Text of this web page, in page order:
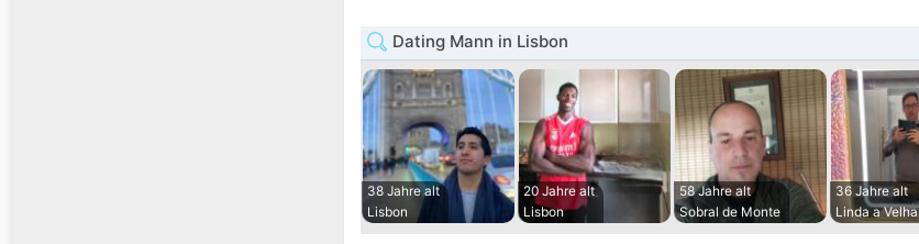
Dating Mann in Lisbon
38 Jahre alt
Lisbon
20 Jahre alt
Lisbon
58 Jahre alt
Sobral de Monte
36 Jahre alt
Linda a Velha